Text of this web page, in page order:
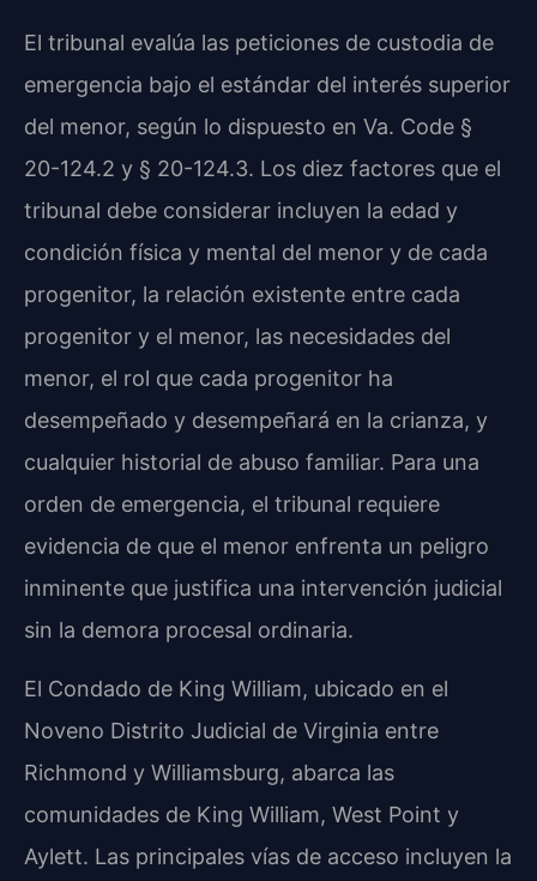
El tribunal evalúa las peticiones de custodia de
emergencia bajo el estándar del interés superior
del menor, según lo dispuesto en Va. Code §
20-124.2 y § 20-124.3. Los diez factores que el
tribunal debe considerar incluyen la edad y
condición física y mental del menor y de cada
progenitor, la relación existente entre cada
progenitor y el menor, las necesidades del
menor, el rol que cada progenitor ha
desempeñado y desempeñará en la crianza, y
cualquier historial de abuso familiar. Para una
orden de emergencia, el tribunal requiere
evidencia de que el menor enfrenta un peligro
inminente que justifica una intervención judicial
sin la demora procesal ordinaria.
El Condado de King William, ubicado en el
Noveno Distrito Judicial de Virginia entre
Richmond y Williamsburg, abarca las
comunidades de King William, West Point y
Aylett. Las principales vías de acceso incluyen la